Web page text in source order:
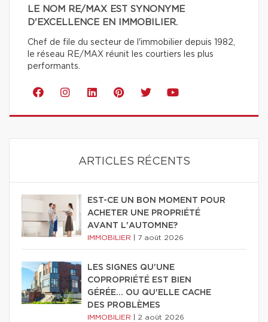
LE NOM RE/MAX EST SYNONYME
D'EXCELLENCE EN IMMOBILIER.
Chef de file du secteur de l'immobilier depuis 1982,
le réseau RE/MAX réunit les courtiers les plus
performants.
ARTICLES RÉCENTS
EST-CE UN BON MOMENT POUR
ACHETER UNE PROPRIÉTÉ
AVANT L'AUTOMNE?
IMMOBILIER 7 août 2026
LES SIGNES QU'UNE
COPROPRIÉTÉ EST BIEN
GÉRÉE… OU QU'ELLE CACHE
DES PROBLÈMES
IMMOBILIER 2 août 2026